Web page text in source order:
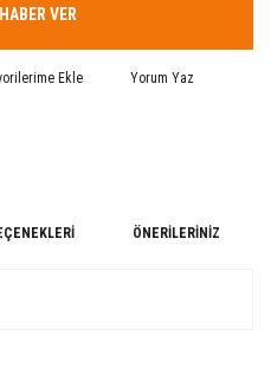
VER
Yorum Yaz
ÖNERILERINIZ